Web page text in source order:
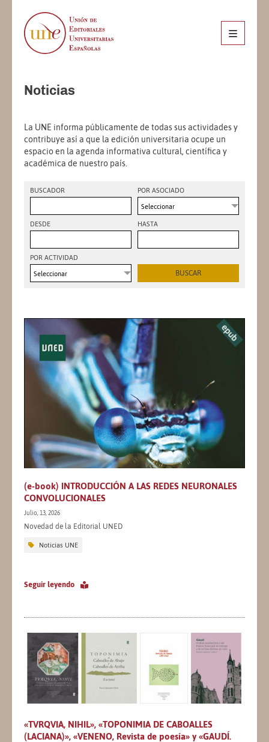
Noticias
La UNE informa públicamente de todas sus actividades y
contribuye así a que la edición universitaria ocupe un
espacio en la agenda informativa cultural, científica y
académica de nuestro país.
BUSCADOR POR ASOCIADO
Seleccionar
DESDE HASTA
POR ACTIVIDAD
Seleccionar
(e-book) INTRODUCCIÓN A LAS REDES NEURONALES
CONVOLUCIONALES
Julio, 13, 2026
Novedad de la Editorial UNED
Noticias UNE
Seguir leyendo
«TVRQVIA, NIHIL», «TOPONIMIA DE CABOALLES
(LACIANA)», «VENENO, Revista de poesía» y «GAUDÍ.